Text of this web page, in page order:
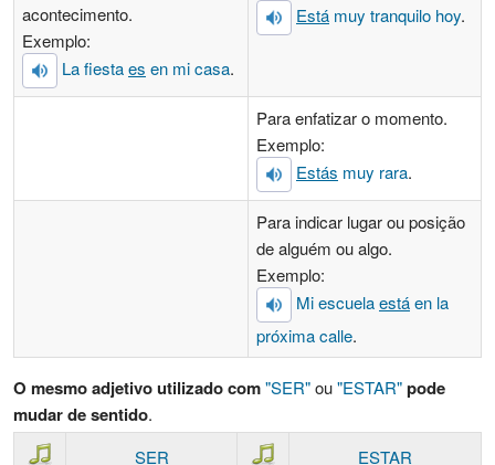
acontecimento.
Exemplo:
La fiestaes en mi casa.
Está muy tranquilo hoy.
Para enfatizar o momento.
Exemplo:
Estás muy rara.
Para indicar lugar ou posição
de alguém ou algo.
Exemplo:
Mi escuelaestáen la
próxima calle.
O mesmo adjetivo utilizado com"SER"ou"ESTAR"pode
mudar de sentido.
SER
ESTAR